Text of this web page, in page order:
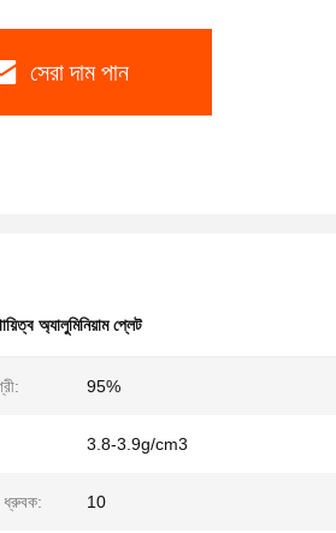
সেরা দাম পান
অ্যালুমিনিয়াম প্লেট
95%
3.8-3.9g/cm3
ধ্রুবক: 10